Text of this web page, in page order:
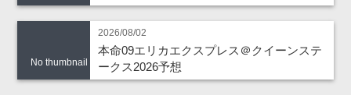
No thumbnail
2026/08/02
本命09エリカエクスプレス＠クイーンステ
ークス2026予想